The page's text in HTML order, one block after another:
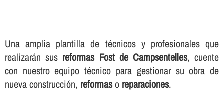
Una amplia plantilla de técnicos y profesionales que
realizarán sus reformas Fost de Campsentelles, cuente
con nuestro equipo técnico para gestionar su obra de
nueva construcción, reformaso reparaciones.